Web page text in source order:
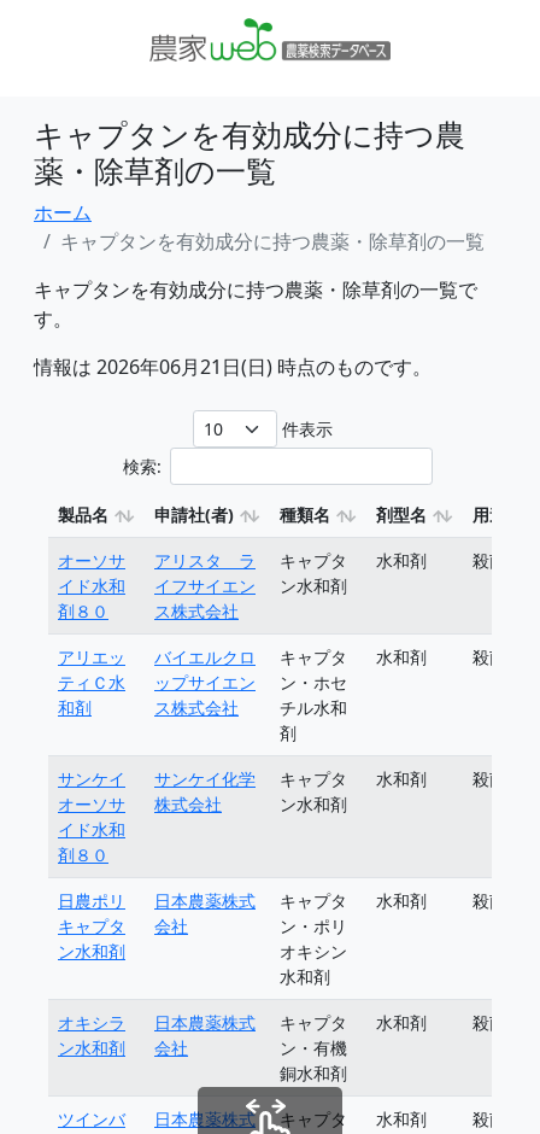
キャプタンを有効成分に持つ農
薬・除草剤の一覧
ホーム
キャプタンを有効成分に持つ農薬・除草剤の一覧
キャプタンを有効成分に持つ農薬・除草剤の一覧で
す。
情報は 2026年06月21日(日) 時点のものです。
件表示
検索:
製品名 申請社(者) 種類名 剤型名
用途
オーソサ
イド水和
剤８０
アリスタ ラ
イフサイエン
ス株式会社
キャプタ
ン水和剤
水和剤 殺菌剤
アリエッ
ティＣ水
和剤
バイエルクロ
ップサイエン
ス株式会社
キャプタ
ン・ホセ
チル水和
剤
水和剤 殺菌剤
サンケイ
オーソサ
イド水和
剤８０
サンケイ化学
株式会社
キャプタ
ン水和剤
水和剤 殺菌剤
日農ポリ
キャプタ
ン水和剤
日本農薬株式
会社
キャプタ
ン・ポリ
オキシン
水和剤
水和剤 殺菌剤
オキシラ
ン水和剤
日本農薬株式
会社
キャプタ
ン・有機
銅水和剤
水和剤 殺菌剤
ツインバ
日本農薬株式
キャプタ
水和剤 殺菌剤